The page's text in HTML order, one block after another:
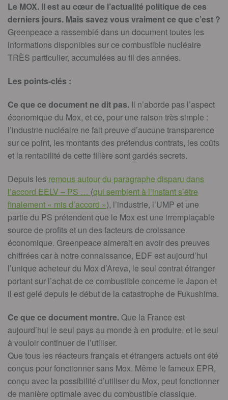
Le MOX. Il est au cœur de l’actualité politique de ces
derniers jours. Mais savez vous vraiment ce que c’est ?
Greenpeace a rassemblé dans un document toutes les
informations disponibles sur ce combustible nucléaire
TRÈS particulier, accumulées au fil des années.
Les points-clés :
Ce que ce document ne dit pas. Il n’aborde pas l’aspect
économique du Mox, et ce, pour une raison très simple :
l’industrie nucléaire ne fait preuve d’aucune transparence
sur ce point, les montants des prétendus contrats, les coûts
et la rentabilité de cette filière sont gardés secrets.
Depuis les remous autour du paragraphe disparu dans
l’accord EELV – PS … (qui semblent à l’instant s’être
finalement « mis d’accord »), l’industrie, l’UMP et une
partie du PS prétendent que le Mox est une irremplaçable
source de profits et un des facteurs de croissance
économique. Greenpeace aimerait en avoir des preuves
chiffrées car à notre connaissance, EDF est aujourd’hui
l’unique acheteur du Mox d’Areva, le seul contrat étranger
portant sur l’achat de ce combustible concerne le Japon et
il est gelé depuis le début de la catastrophe de Fukushima.
Ce que ce document montre.Que la France est
aujourd’hui le seul pays au monde à en produire, et le seul
à vouloir continuer de l’utiliser.
Que tous les réacteurs français et étrangers actuels ont été
conçus pour fonctionner sans Mox. Même le fameux EPR,
conçu avec la possibilité d’utiliser du Mox, peut fonctionner
de manière optimale avec du combustible classique.